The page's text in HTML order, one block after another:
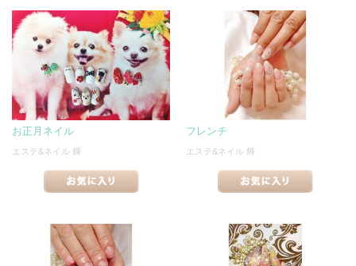
お正月ネイル
エステ&ネイル 輝
フレンチ
エステ&ネイル 輝